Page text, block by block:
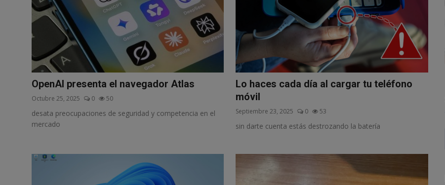
OpenAI presenta el navegador Atlas
Octubre 25, 2025 0 50
desata preocupaciones de seguridad y competencia en el
mercado
Lo haces cada día al cargar tu teléfono
móvil
Septiembre 23, 2025 0 53
sin darte cuenta estás destrozando la batería